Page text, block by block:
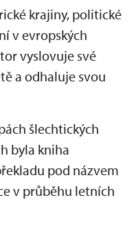
krajiny, politické
v evropských
vyslovuje své
a odhaluje svou
šlechtických
byla kniha
pod názvem
v průběhu letních